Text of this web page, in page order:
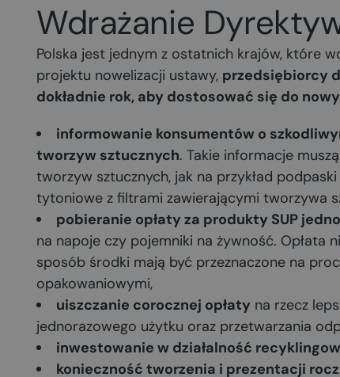
Wdrażanie
Polska jest jednym z ostatnich krajów, które
projektu nowelizacji ustawy, przedsiębiorcy
dokładnie rok, aby dostosować się do
informowanie konsumentów o
tworzyw sztucznych. Takie informacje
tworzyw sztucznych, jak na przykład
tytoniowe z filtrami zawierającymi tworzywa
pobieranie opłaty za produkty SUP
na napoje czy pojemniki na żywność. Opłata
sposób środki mają być przeznaczone na
opakowaniowymi,
uiszczanie corocznej opłaty na rzecz
jednorazowego użytku oraz przetwarzania
inwestowanie w działalność
konieczność tworzenia i prezentacji